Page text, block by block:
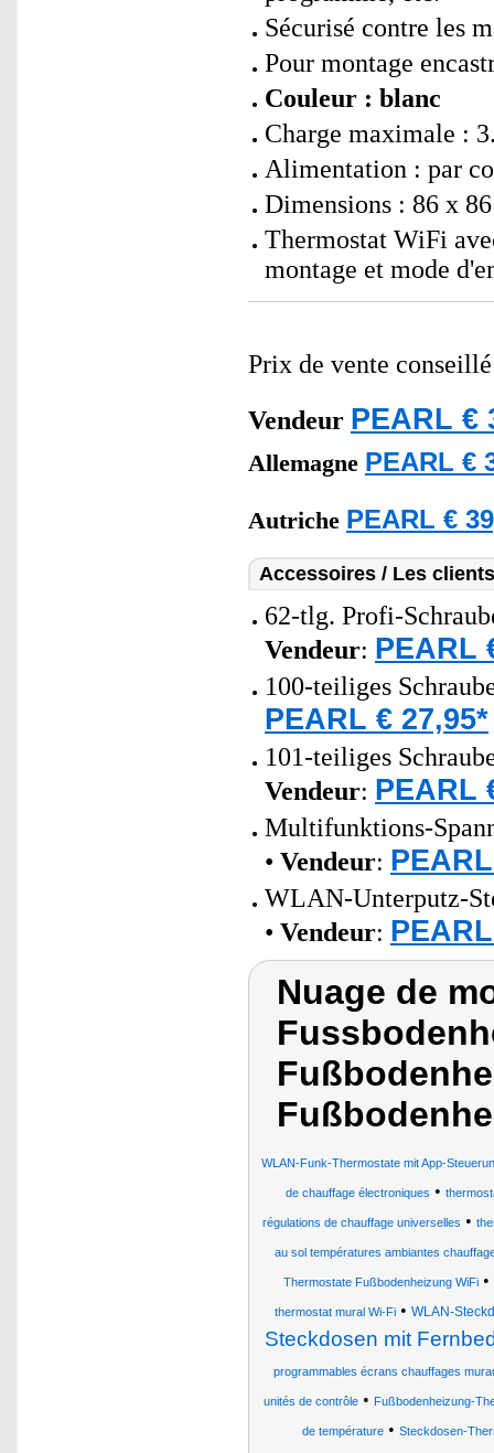
Sécurisé contre les
Pour montage
Couleur : blanc
Charge maximale :
Alimentation : par
Dimensions : 86 x
Thermostat WiFi
montage et mode
Prix de vente
Vendeur PEARL €
Allemagne PEARL €
Autriche PEARL €
Accessoires / Les
62-tlg. Profi-
Vendeur: PEARL
100-teiliges
PEARL € 27,95*
101-teiliges
Vendeur: PEARL
Multifunktions-
• Vendeur:
WLAN-Unterputz-
• Vendeur:
Nuage de
WLAN-Funk-Thermostate mit App-
de chauffage électroniques •
régulations de chauffage universelles •
au sol températures ambiantes
Thermostate Fußbodenheizung WiFi •
thermostat mural Wi-Fi• WLAN-
Steckdosen mit
programmables écrans chauffages
unités de contrôle • Fußbodenheizung-
de température• Steckdosen-